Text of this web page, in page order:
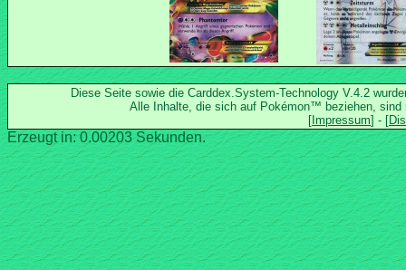
Diese Seite sowie die Carddex.System-Technology V.4.2
Alle Inhalte, die sich auf Pokémon™ beziehen, sind
Erzeugt in: 0.00203 Sekunden.